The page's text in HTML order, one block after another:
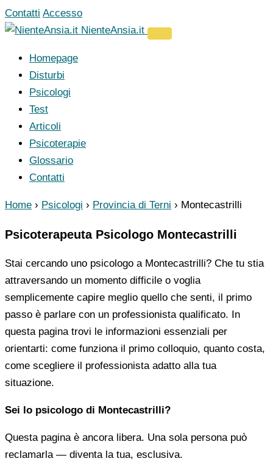
Vai
al
Contatti Accesso
NienteAnsia.it
Homepage
Disturbi
Psicologi
Test
Articoli
Psicoterapie
Glossario
Contatti
Home › Psicologi › Provincia di Terni › Montecastrilli
Psicoterapeuta Psicologo Montecastrilli
Stai cercando uno psicologo a Montecastrilli? Che tu stia
attraversando un momento difficile o voglia
semplicemente capire meglio quello che senti, il primo
passo è parlare con un professionista qualificato. In
questa pagina trovi le informazioni essenziali per
orientarti: come funziona il primo colloquio, quanto costa,
come scegliere il professionista adatto alla tua
situazione.
Sei lo psicologo di Montecastrilli?
Questa pagina è ancora libera. Una sola persona può
reclamarla — diventa la tua, esclusiva.